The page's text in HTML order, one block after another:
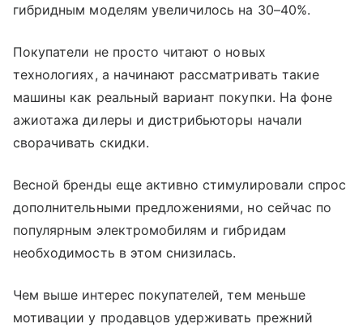
гибридным моделям увеличилось на 30–40%.
Покупатели не просто читают о новых
технологиях, а начинают рассматривать такие
машины как реальный вариант покупки. На фоне
ажиотажа дилеры и дистрибьюторы начали
сворачивать скидки.
Весной бренды еще активно стимулировали спрос
дополнительными предложениями, но сейчас по
популярным электромобилям и гибридам
необходимость в этом снизилась.
Чем выше интерес покупателей, тем меньше
мотивации у продавцов удерживать прежний